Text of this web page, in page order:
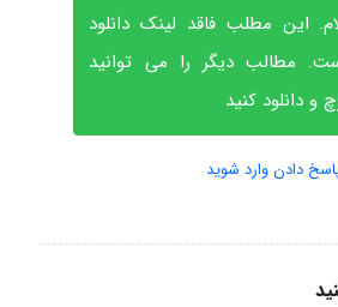
این مطلب فاقد لینک دانلود
مطالب دیگر را می توانید
و دانلود کنید
دادن وارد شوید